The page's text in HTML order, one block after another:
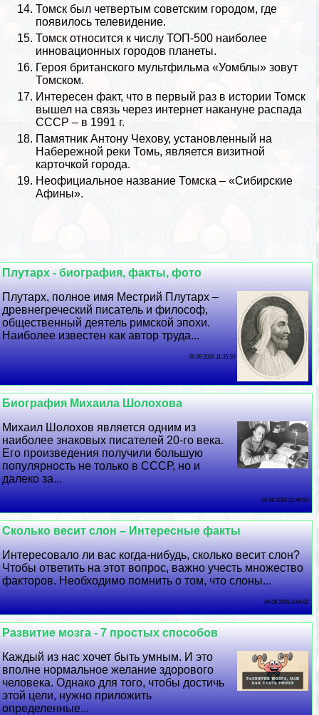
Томск был четвертым советским городом, где
появилось телевидение.
Томск относится к числу ТОП-500 наиболее
инновационных городов планеты.
Героя британского мультфильма «Уомблы» зовут
Томском.
Интересен факт, что в первый раз в истории Томск
вышел на связь через интернет накануне распада
СССР – в 1991 г.
Памятник Антону Чехову, установленный на
Набережной реки Томь, является визитной
карточкой города.
Неофициальное название Томска – «Сибирские
Афины».
Плутарх - биография, факты, фото
Плутарх, полное имя Местрий Плутарх –
древнегреческий писатель и философ,
общественный деятель римской эпохи.
Наиболее известен как автор труда...
06 08 2026 11:35:50
Биография Михаила Шолохова
Михаил Шолохов является одним из
наиболее знаковых писателей 20-го века.
Его произведения получили большую
популярность не только в СССР, но и
далеко за...
05 08 2026 21:49:53
Сколько весит слон – Интересные факты
Интересовало ли вас когда-нибудь, сколько весит слон?
Чтобы ответить на этот вопрос, важно учесть множество
факторов. Необходимо помнить о том, что слоны...
04 08 2026 2:44:52
Развитие мозга - 7 простых способов
Каждый из нас хочет быть умным. И это
вполне нормальное желание здорового
человека. Однако для того, чтобы достичь
этой цели, нужно приложить
определенные...